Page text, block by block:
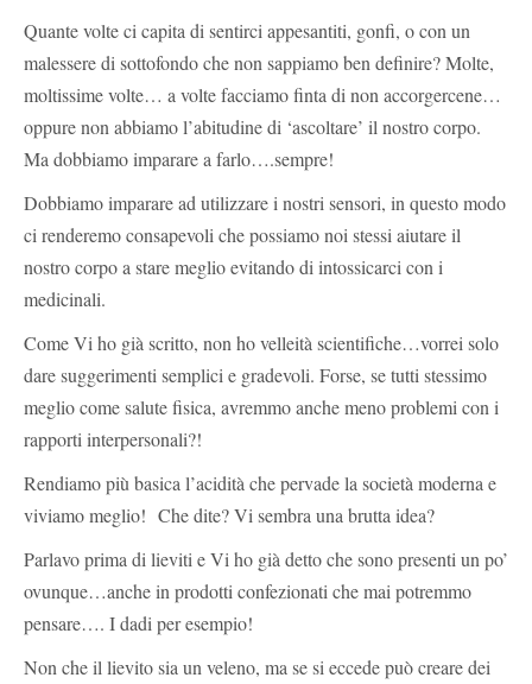
Quante volte ci capita di sentirci appesantiti, gonfi, o con un
malessere di sottofondo che non sappiamo ben definire? Molte,
moltissime volte… a volte facciamo finta di non accorgercene…
oppure non abbiamo l’abitudine di ‘ascoltare’ il nostro corpo.
Ma dobbiamo imparare a farlo….sempre!
Dobbiamo imparare ad utilizzare i nostri sensori, in questo modo
ci renderemo consapevoli che possiamo noi stessi aiutare il
nostro corpo a stare meglio evitando di intossicarci con i
medicinali.
Come Vi ho già scritto, non ho velleità scientifiche…vorrei solo
dare suggerimenti semplici e gradevoli. Forse, se tutti stessimo
meglio come salute fisica, avremmo anche meno problemi con i
rapporti interpersonali?!
Rendiamo più basica l’acidità che pervade la società moderna e
viviamo meglio! Che dite? Vi sembra una brutta idea?
Parlavo prima di lieviti e Vi ho già detto che sono presenti un po’
ovunque…anche in prodotti confezionati che mai potremmo
pensare…. I dadi per esempio!
Non che il lievito sia un veleno, ma se si eccede può creare dei